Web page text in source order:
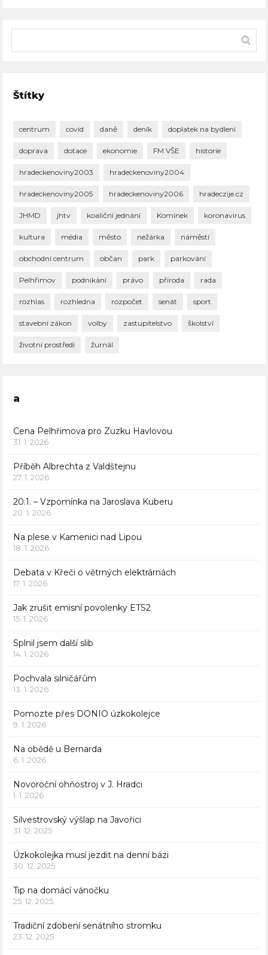
Štítky
centrum covid daně deník doplatek na bydlení
doprava dotace ekonomie FM VŠE historie
hradeckenoviny2003 hradeckenoviny2004
hradeckenoviny2005 hradeckenoviny2006 hradeczije.cz
JHMD jhtv koaliční jednání Komínek koronavirus
kultura média město nežárka náměstí
obchodní centrum občan park parkování
Pelhřimov podnikání právo příroda rada
rozhlas rozhledna rozpočet senát sport
stavební zákon volby zastupitelstvo školství
životní prostředí žurnál
a
Cena Pelhřimova pro Zuzku Havlovou
31. 1. 2026
Příběh Albrechta z Valdštejnu
27. 1. 2026
20.1. – Vzpomínka na Jaroslava Kuberu
20. 1. 2026
Na plese v Kamenici nad Lipou
18. 1. 2026
Debata v Křeči o větrných elektrárnách
17. 1. 2026
Jak zrušit emisní povolenky ETS2
15. 1. 2026
Splnil jsem další slib
14. 1. 2026
Pochvala silničářům
13. 1. 2026
Pomozte přes DONIO úzkokolejce
9. 1. 2026
Na obědě u Bernarda
6. 1. 2026
Novoroční ohňostroj v J. Hradci
1. 1. 2026
Silvestrovský výšlap na Javořici
31. 12. 2025
Úzkokolejka musí jezdit na denní bázi
30. 12. 2025
Tip na domácí vánočku
25. 12. 2025
Tradiční zdobení senátního stromku
23. 12. 2025